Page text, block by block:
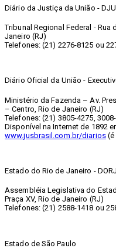
Diário da Justiça da União - DJU
Tribunal Regional Federal - Rua
Janeiro (RJ)
Telefones: (21) 2276-8125 ou
Diário Oficial da União -
Ministério da Fazenda – Av.
– Centro, Rio de Janeiro (RJ)
Telefones: (21) 3805-4275,
Disponível na Internet de 1892
www.jusbrasil.com.br/diarios(é
Estado do Rio de Janeiro - DORJ
Assembléia Legislativa do
Praça XV, Rio de Janeiro (RJ)
Telefones: (21) 2588-1418 ou
Estado de São Paulo